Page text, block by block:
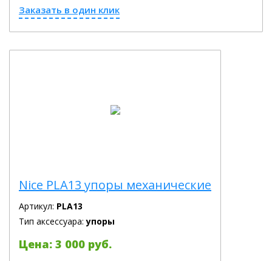
Заказать в один клик
Nice PLA13 упоры механические
Артикул: PLA13
Тип аксессуара:упоры
Цена: 3 000 руб.